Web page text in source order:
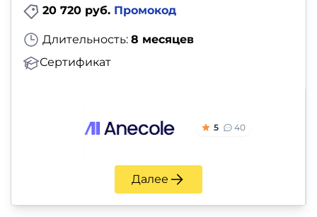
20 720 руб. Промокод
Длительность: 8 месяцев
Сертификат
5 40
Далее